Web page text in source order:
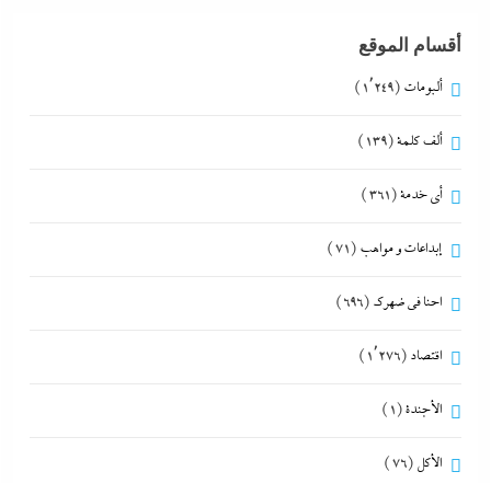
أقسام الموقع
ألبومات (1٬249)
ألف كلمة(139)
أي خدمة(361)
إبداعات و مواهب (71)
احنا في ضهرك (696)
اقتصاد (1٬276)
الأجندة(1)
الأكل (76)